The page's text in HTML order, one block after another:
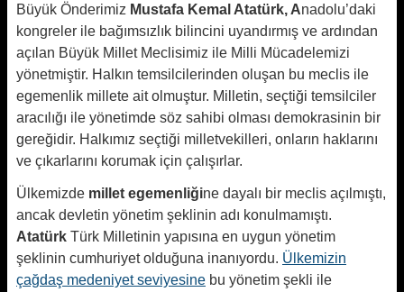
Büyük Önderimiz Mustafa Kemal Atatürk, Anadolu’daki
kongreler ile bağımsızlık bilincini uyandırmış ve ardından
açılan Büyük Millet Meclisimiz ile Milli Mücadelemizi
yönetmiştir. Halkın temsilcilerinden oluşan bu meclis ile
egemenlik millete ait olmuştur. Milletin, seçtiği temsilciler
aracılığı ile yönetimde söz sahibi olması demokrasinin bir
gereğidir. Halkımız seçtiği milletvekilleri, onların haklarını
ve çıkarlarını korumak için çalışırlar.
Ülkemizde millet egemenliğine dayalı bir meclis açılmıştı,
ancak devletin yönetim şeklinin adı konulmamıştı.
Atatürk Türk Milletinin yapısına en uygun yönetim
şeklinin cumhuriyet olduğuna inanıyordu. Ülkemizin
çağdaş medeniyet seviyesine bu yönetim şekli ile